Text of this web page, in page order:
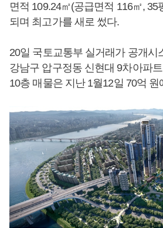
면적 109.24㎡(공급면적 116㎡, 35
되며 최고가를 새로 썼다.
20일 국토교통부 실거래가 공개시
강남구 압구정동 신현대 9차아파
10층 매물은 지난 1월12일 70억